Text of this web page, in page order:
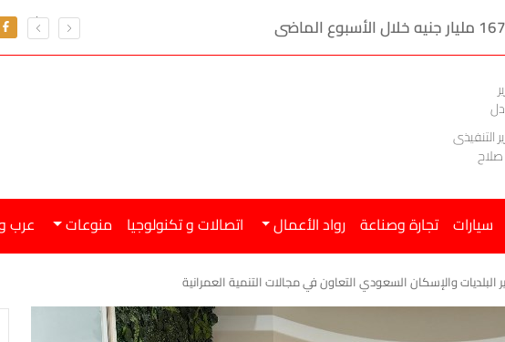
التنفيذى
سيارات تجارة وصناعة رواد الأعمال اتصالات و تكنولوجيا منوعات عرب
البلديات والإسكان السعودي التعاون في مجالات التنمية العمرانية